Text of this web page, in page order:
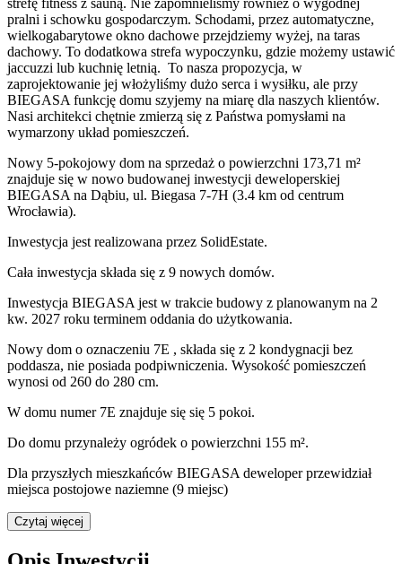
strefę fitness z sauną. Nie zapomnieliśmy również o wygodnej
pralni i schowku gospodarczym. Schodami, przez automatyczne,
wielkogabarytowe okno dachowe przejdziemy wyżej, na taras
dachowy. To dodatkowa strefa wypoczynku, gdzie możemy ustawić
jaccuzzi lub kuchnię letnią. To nasza propozycja, w
zaprojektowanie jej włożyliśmy dużo serca i wysiłku, ale przy
BIEGASA funkcję domu szyjemy na miarę dla naszych klientów.
Nasi architekci chętnie zmierzą się z Państwa pomysłami na
wymarzony układ pomieszczeń.
Nowy 5-pokojowy dom na sprzedaż o powierzchni 173,71 m²
znajduje się w nowo budowanej inwestycji deweloperskiej
BIEGASA na Dąbiu, ul. Biegasa 7-7H (3.4 km od centrum
Wrocławia).
Inwestycja jest realizowana przez SolidEstate.
Cała inwestycja składa się z 9 nowych domów.
Inwestycja BIEGASA jest w trakcie budowy z planowanym na 2
kw. 2027 roku terminem oddania do użytkowania.
Nowy dom o oznaczeniu 7E , składa się z 2 kondygnacji bez
poddasza, nie posiada podpiwniczenia. Wysokość pomieszczeń
wynosi od 260 do 280 cm.
W domu numer 7E znajduje się się 5 pokoi.
Do domu przynależy ogródek o powierzchni 155 m².
Dla przyszłych mieszkańców BIEGASA deweloper przewidział
miejsca postojowe naziemne (9 miejsc)
Czytaj więcej